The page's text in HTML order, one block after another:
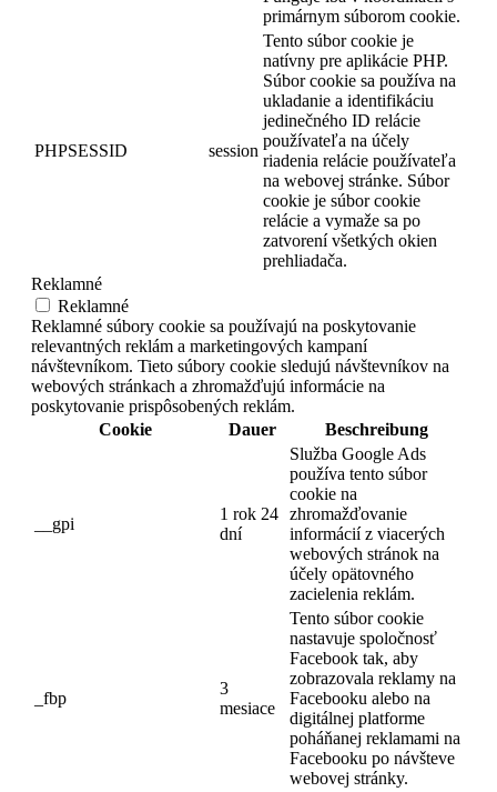
primárnym súborom cookie.
PHPSESSID session
Tento súbor cookie je
natívny pre aplikácie PHP.
Súbor cookie sa používa na
ukladanie a identifikáciu
jedinečného ID relácie
používateľa na účely
riadenia relácie používateľa
na webovej stránke. Súbor
cookie je súbor cookie
relácie a vymaže sa po
zatvorení všetkých okien
prehliadača.
Reklamné
Reklamné
Reklamné súbory cookie sa používajú na poskytovanie
relevantných reklám a marketingových kampaní
návštevníkom. Tieto súbory cookie sledujú návštevníkov na
webových stránkach a zhromažďujú informácie na
poskytovanie prispôsobených reklám.
Cookie
Dauer Beschreibung
__gpi
1 rok 24
dní
Služba Google Ads
používa tento súbor
cookie na
zhromažďovanie
informácií z viacerých
webových stránok na
účely opätovného
zacielenia reklám.
_fbp
3
mesiace
Tento súbor cookie
nastavuje spoločnosť
Facebook tak, aby
zobrazovala reklamy na
Facebooku alebo na
digitálnej platforme
poháňanej reklamami na
Facebooku po návšteve
webovej stránky.